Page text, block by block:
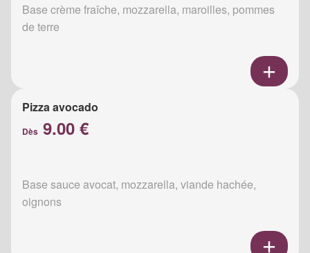
Base crème fraîche, mozzarella, maroilles, pommes
de terre
Pizza avocado
Dès 9.00 €
Base sauce avocat, mozzarella, viande hachée,
oignons